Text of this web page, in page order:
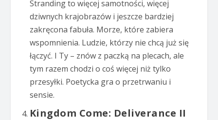
Stranding to więcej samotności, więcej
dziwnych krajobrazów i jeszcze bardziej
zakręcona fabuła. Morze, które zabiera
wspomnienia. Ludzie, którzy nie chcą już się
łączyć. I Ty – znów z paczką na plecach, ale
tym razem chodzi o coś więcej niż tylko
przesyłki. Poetycka gra o przetrwaniu i
sensie.
Kingdom Come: Deliverance II